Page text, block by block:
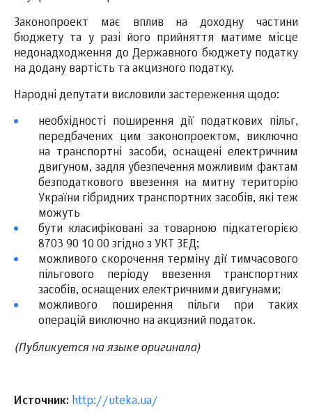
Законопроект має вплив на доходну частини
бюджету та у разі його прийняття матиме місце
недонадходження до Державного бюджету податку
на додану вартість та акцизного податку.
Народні депутати висловили застереження щодо:
необхідності поширення дії податкових пільг,
передбачених цим законопроектом, виключно
на транспортні засоби, оснащені електричним
двигуном, задля убезпечення можливим фактам
безподаткового ввезення на митну територію
України гібридних транспортних засобів, які теж
можуть
бути класифіковані за товарною підкатегорією
8703 90 10 00 згідно з УКТ ЗЕД;
можливого скорочення терміну дії тимчасового
пільгового періоду ввезення транспортних
засобів, оснащених електричними двигунами;
можливого поширення пільги при таких
операцій виключно на акцизний податок.
(Публикуется на языке оригинала)
Источник: http://uteka.ua/